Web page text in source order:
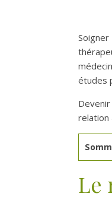
études
relation
Le